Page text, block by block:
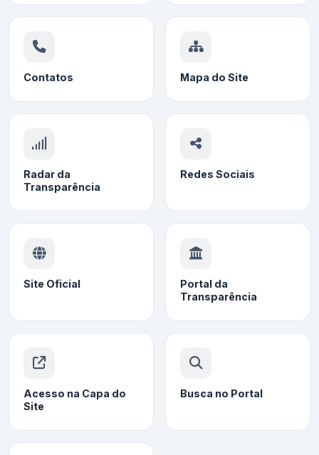
Contatos Mapa do Site
Radar da
Transparência
Redes Sociais
Site Oficial
Portal da
Transparência
Acesso na Capa do
Site
Busca no Portal